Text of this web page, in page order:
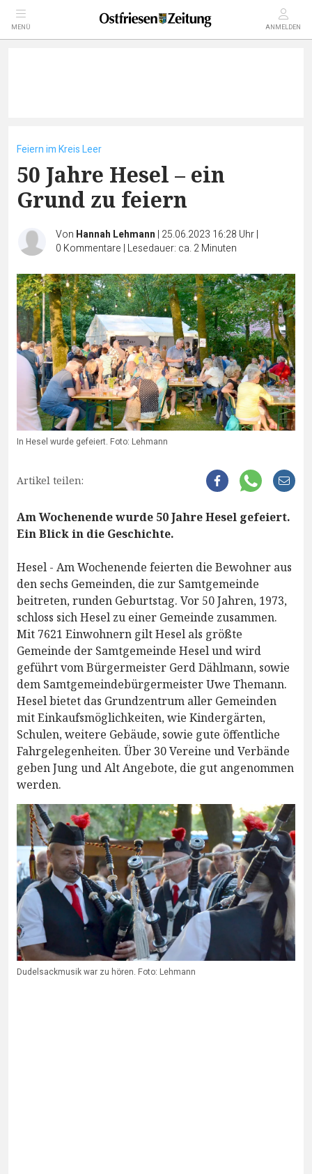
MENÜ ANMELDEN
Feiern im Kreis Leer
50 Jahre Hesel – ein
Grund zu feiern
Von Hannah Lehmann | 25.06.2023 16:28 Uhr|
0 Kommentare | Lesedauer: ca. 2 Minuten
In Hesel wurde gefeiert. Foto: Lehmann
Artikel teilen:
Am Wochenende wurde 50 Jahre Hesel gefeiert.
Ein Blick in die Geschichte.
Hesel - Am Wochenende feierten die Bewohner aus
den sechs Gemeinden, die zur Samtgemeinde
beitreten, runden Geburtstag. Vor 50 Jahren, 1973,
schloss sich Hesel zu einer Gemeinde zusammen.
Mit 7621 Einwohnern gilt Hesel als größte
Gemeinde der Samtgemeinde Hesel und wird
geführt vom Bürgermeister Gerd Dählmann, sowie
dem Samtgemeindebürgermeister Uwe Themann.
Hesel bietet das Grundzentrum aller Gemeinden
mit Einkaufsmöglichkeiten, wie Kindergärten,
Schulen, weitere Gebäude, sowie gute öffentliche
Fahrgelegenheiten. Über 30 Vereine und Verbände
geben Jung und Alt Angebote, die gut angenommen
werden.
Dudelsackmusik war zu hören. Foto: Lehmann